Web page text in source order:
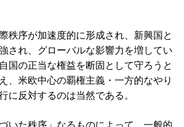
秩序が加速度的に形成され、新興国と
され、グローバルな影響力を増してい
国の正当な権益を断固として守ろうと
、米欧中心の覇権主義・一方的なやり
に反対するのは当然である。
いた秩序」なるものによって、一般的